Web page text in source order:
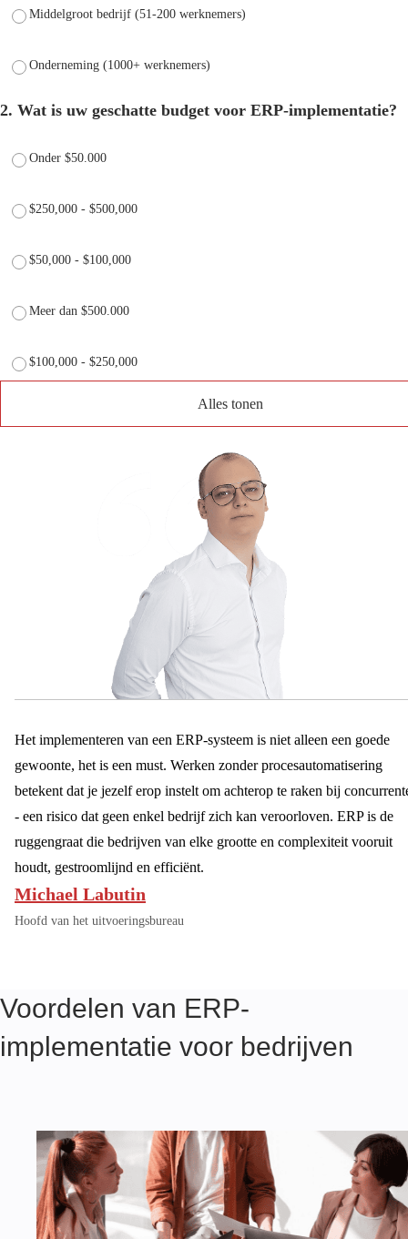
Middelgroot bedrijf (51-200 werknemers)
Onderneming (1000+ werknemers)
2. Wat is uw geschatte budget voor ERP-implementatie?
Onder $50.000
$250,000 - $500,000
$50,000 - $100,000
Meer dan $500.000
$100,000 - $250,000
Alles tonen
Het implementeren van een ERP-systeem is niet alleen een goede
gewoonte, het is een must. Werken zonder procesautomatisering
betekent dat je jezelf erop instelt om achterop te raken bij
- een risico dat geen enkel bedrijf zich kan veroorloven. ERP is de
ruggengraat die bedrijven van elke grootte en complexiteit vooruit
houdt, gestroomlijnd en efficiënt.
Michael Labutin
Hoofd van het uitvoeringsbureau
Voordelen van ERP-
implementatie voor bedrijven